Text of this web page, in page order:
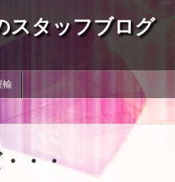
スタッフブログ
輸
・・